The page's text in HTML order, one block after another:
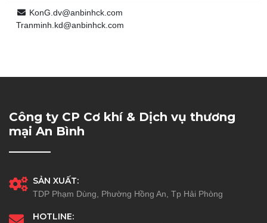
KonG.dv@anbinhck.com
Tranminh.kd@anbinhck.com
Công ty CP Cơ khí & Dịch vụ thương
mại An Bình
SẢN XUẤT:
TDP Phạm Dùng, Phường Hồng An, Tp Hải Phòng
HOTLINE: